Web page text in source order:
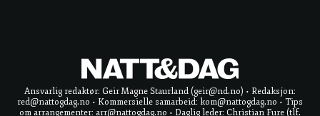
Ansvarlig redaktør: Geir Magne Staurland (geir@nd.no) • Redaksjon:
red@nattogdag.no • Kommersielle samarbeid: kom@nattogdag.no • Tips
om arrangementer: arr@nattogdag.no • Daglig leder: Christian Fure (tlf.